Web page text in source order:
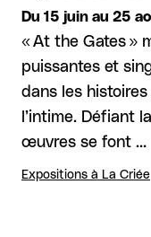
Du 15 juin au 25
« At the Gates »
puissantes et
dans les
l’intime. Défiant
œuvres se font …
Expositions à La Criée